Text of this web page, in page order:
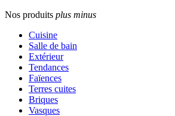
Nos produits plus minus
Cuisine
Salle de bain
Extérieur
Tendances
Faïences
Terres cuites
Briques
Vasques